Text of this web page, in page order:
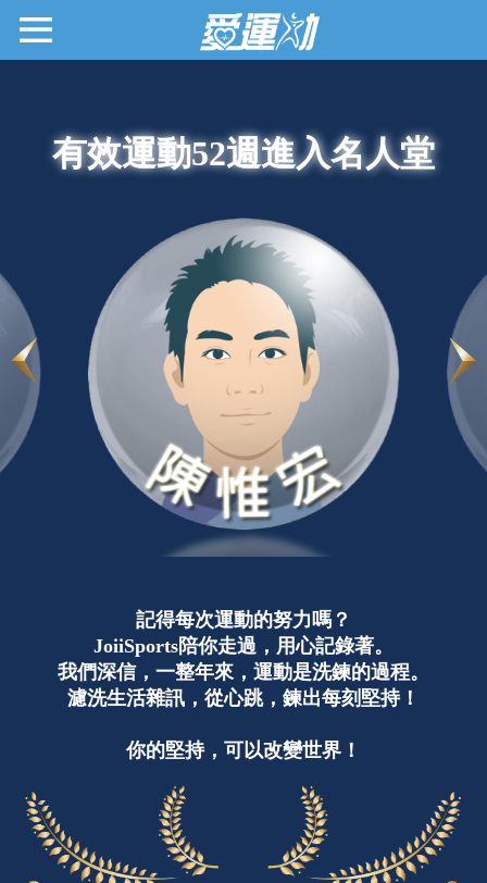
有效運動52週進入名人堂
記得每次運動的努力嗎？
JoiiSports陪你走過，用心記錄著。
我們深信，一整年來，運動是洗鍊的過程。
濾洗生活雜訊，從心跳，鍊出每刻堅持！
你的堅持，可以改變世界！